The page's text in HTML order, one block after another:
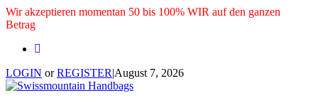
Wir akzeptieren momentan 50 bis 100% WIR auf den ganzen
Betrag
LOGIN orREGISTER|August 7, 2026